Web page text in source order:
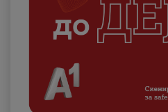
Деловни
Поддршка
Надополни кредит